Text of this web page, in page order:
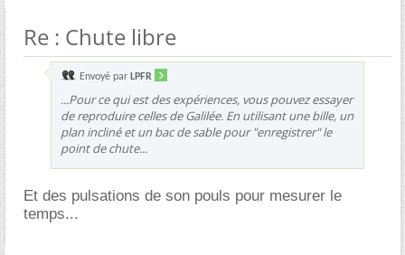
Re : Chute libre
Envoyé par LPFR
...Pour ce qui est des expériences, vous pouvez essayer
de reproduire celles de Galilée. En utilisant une bille, un
plan incliné et un bac de sable pour "enregistrer" le
point de chute...
Et des pulsations de son pouls pour mesurer le
temps...